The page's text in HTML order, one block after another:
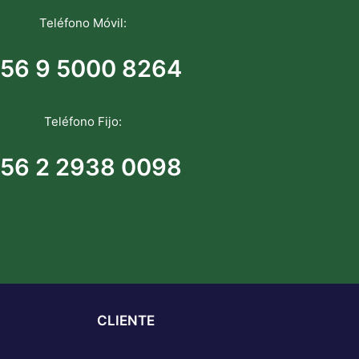
Teléfono Móvil:
9 5000 8264
Teléfono Fijo:
2 2938 0098
CLIENTE